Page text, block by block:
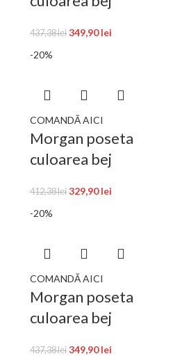
437,38lei 349,90lei
-20%
COMANDĂ AICI
Morgan poseta
culoarea bej
412,38lei 329,90lei
-20%
COMANDĂ AICI
Morgan poseta
culoarea bej
437,38lei 349,90lei